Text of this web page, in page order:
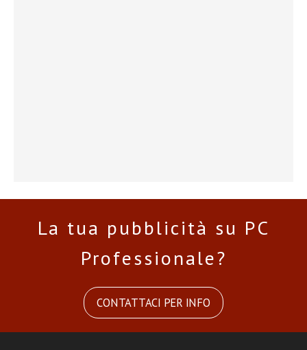
La tua pubblicità su PC
Professionale?
CONTATTACI PER INFO